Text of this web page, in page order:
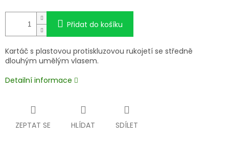
Přidat do košíku
Kartáč s plastovou protiskluzovou rukojetí se středně
dlouhým umělým vlasem.
Detailní informace
ZEPTAT SE HLÍDAT SDÍLET